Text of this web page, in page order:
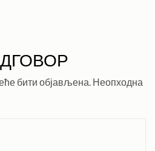
бити објављена. Неопходна